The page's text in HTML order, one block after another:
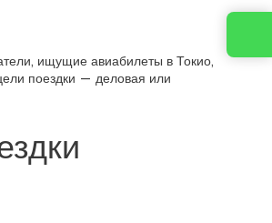
ищущие авиабилеты в Токио,
поездки — деловая или